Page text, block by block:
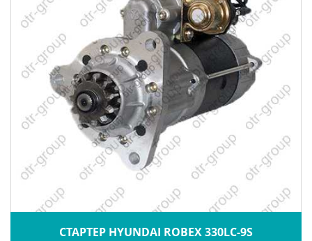
СТАРТЕР HYUNDAI ROBEX 330LC-9S